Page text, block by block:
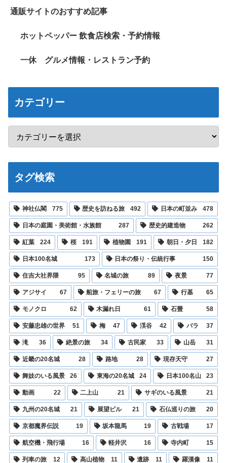
通販サイトのおすすめ記事
ホットペッパー 飲食店検索・予約情報
一休 グルメ情報・レストラン予約
カテゴリー
タグ検索
神社仏閣 775 歴史を訪ねる旅 492 日本の町並み 478
日本の庭園・美術館・水族館 287 歴史的建造物 262
紅葉 224 桜 191 植物園 191 朝日・夕日 182
日本100名城 173 日本の祭り・伝統行事 150
住吉大社界隈 95 名城の旅 89 夜景 77
アジサイ 67 船旅・フェリーの旅 67 行基 65
モノクロ 62 木漏れ日 61 石畳 58
安藤忠雄の世界 51 梅 47 渓谷 42 バラ 37
滝 36 絶景の旅 34 古民家 33 山岳 31
近畿の20名城 28 路地 28 現存天守 27
舞妓のいる風景 26 東海の20名城 24 日本100名山 23
動画 22 二上山 21 サギのいる風景 21
九州の20名城 21 展望ビル 21 石仏巡りの旅 20
京都魔界伝説 19 坂本龍馬 19 古戦場 17
航空機・飛行場 16 軽井沢 16 寺内町 15
列車の旅 12 高山植物 11 遺跡 11 羅漢像 11